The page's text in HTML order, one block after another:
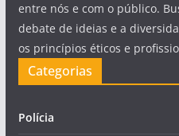
entre nós e com o público.
debate de ideias e a
os princípios éticos e
Categorias
Polícia